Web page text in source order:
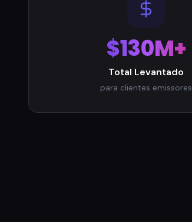
$130M+
Total Levantado
para clientes emissores